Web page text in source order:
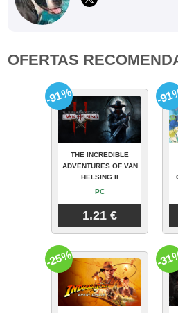
OFERTAS
THE INCREDIBLE
ADVENTURES OF VAN
HELSING II
PC
1.21 €
-91% -
-25% -